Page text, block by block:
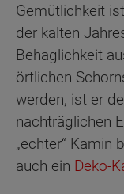
Gemütlichkeit
der kalten
Behaglichkeit
örtlichen
werden, ist er
nachträglichen
„echter“ Kamin
auch ein Deko-